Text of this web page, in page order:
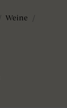
Weine